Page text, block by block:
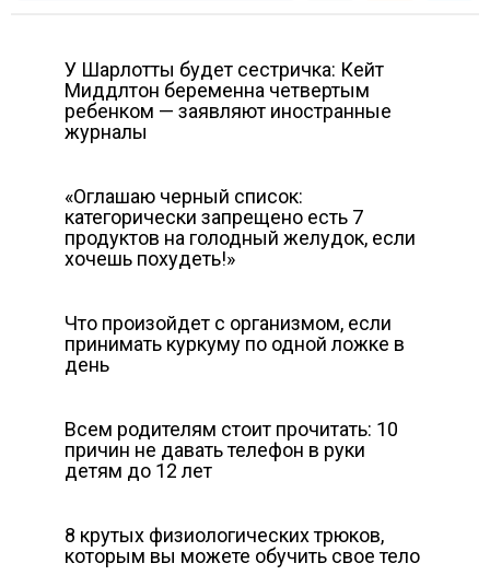
У Шарлотты будет сестричка: Кейт
Миддлтон беременна четвертым
ребенком — заявляют иностранные
журналы
«Оглашаю черный список:
категорически запрещено есть 7
продуктов на голодный желудок, если
хочешь похудеть!»
Что произойдет с организмом, если
принимать куркуму по одной ложке в
день
Всем родителям стоит прочитать: 10
причин не давать телефон в руки
детям до 12 лет
8 крутых физиологических трюков,
которым вы можете обучить свое тело